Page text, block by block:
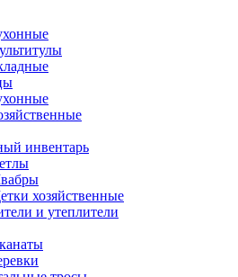
инвентарь
хозяйственные
и утеплители